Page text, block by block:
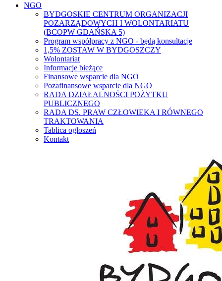
NGO
BYDGOSKIE CENTRUM ORGANIZACJI
POZARZĄDOWYCH I WOLONTARIATU
(BCOPW GDAŃSKA 5)
Program współpracy z NGO - będą konsultacje
1,5% ZOSTAW W BYDGOSZCZY
Wolontariat
Informacje bieżące
Finansowe wsparcie dla NGO
Pozafinansowe wsparcie dla NGO
RADA DZIAŁALNOŚCI POŻYTKU
PUBLICZNEGO
RADA DS. PRAW CZŁOWIEKA I RÓWNEGO
TRAKTOWANIA
Tablica ogłoszeń
Kontakt